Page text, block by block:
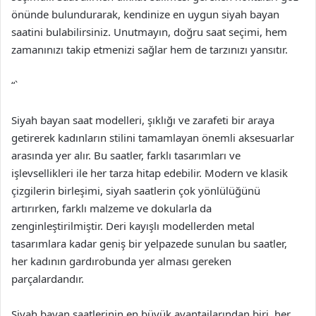
önünde bulundurarak, kendinize en uygun siyah bayan
saatini bulabilirsiniz. Unutmayın, doğru saat seçimi, hem
zamanınızı takip etmenizi sağlar hem de tarzınızı yansıtır.
“`
Siyah bayan saat modelleri, şıklığı ve zarafeti bir araya
getirerek kadınların stilini tamamlayan önemli aksesuarlar
arasında yer alır. Bu saatler, farklı tasarımları ve
işlevsellikleri ile her tarza hitap edebilir. Modern ve klasik
çizgilerin birleşimi, siyah saatlerin çok yönlülüğünü
artırırken, farklı malzeme ve dokularla da
zenginleştirilmiştir. Deri kayışlı modellerden metal
tasarımlara kadar geniş bir yelpazede sunulan bu saatler,
her kadının gardırobunda yer alması gereken
parçalardandır.